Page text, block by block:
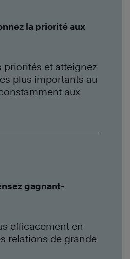
la priorité aux
priorités et atteignez
plus importants au
aux
gagnant-
efficacement en
relations de grande